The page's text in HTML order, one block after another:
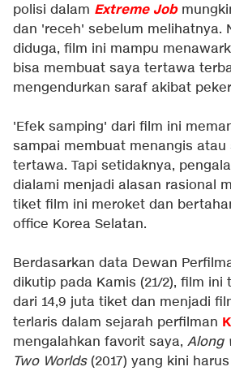
polisi dalam Extreme Job
dan 'receh' sebelum melihatnya.
diduga, film ini mampu
bisa membuat saya tertawa
mengendurkan saraf akibat
'Efek samping' dari film ini
sampai membuat menangis
tertawa. Tapi setidaknya,
dialami menjadi alasan rasional
tiket film ini meroket dan
office Korea Selatan.
Berdasarkan data Dewan
dikutip pada Kamis (21/2), film ini
dari 14,9 juta tiket dan menjadi
terlaris dalam sejarah perfilman
mengalahkan favorit saya, Along
Two Worlds(2017) yang kini